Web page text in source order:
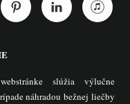
slúžia výlučne
náhradou bežnej liečby